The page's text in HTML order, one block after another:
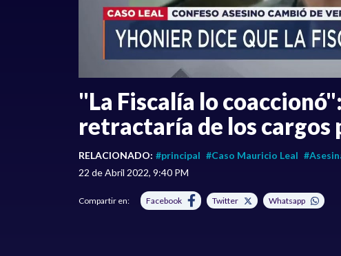
"La Fiscalía lo
retractaría de los cargos
RELACIONADO: #principal #Caso Mauricio Leal
22 de Abril 2022, 9:40 PM
Compartir en: Facebook Twitter Whatsapp